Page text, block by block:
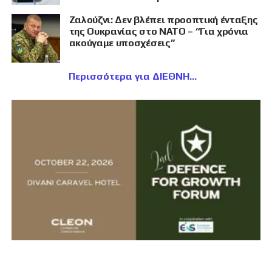
Ζαλούζνι: Δεν βλέπει προοπτική ένταξης
της Ουκρανίας στο ΝΑΤΟ – “Για χρόνια
ακούγαμε υποσχέσεις”
Περισσότερα για ΔΙΕΘΝΗ